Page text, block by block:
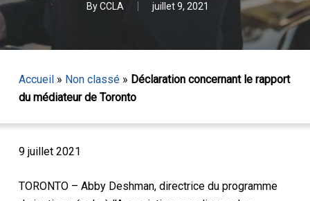
By CCLA juillet 9, 2021
Accueil» Non classé» Déclaration concernant le rapport
du médiateur de Toronto
9 juillet 2021
TORONTO – Abby Deshman, directrice du programme